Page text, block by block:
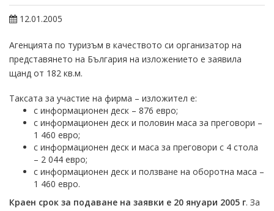
12.01.2005
Агенцията по туризъм в качеството си организатор на
представянето на България на изложението е заявила
щанд от 182 кв.м.
Таксата за участие на фирма – изложител е:
с информационен деск – 876 евро;
с информационен деск и половин маса за преговори –
1 460 евро;
с информационен деск и маса за преговори с 4 стола
– 2 044 евро;
с информационен деск и ползване на оборотна маса –
1 460 евро.
Краен срок за подаване на заявки е 20 януари 2005 г. За